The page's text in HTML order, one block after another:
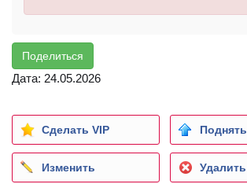
Поделиться
Дата: 24.05.2026
Сделать VIP Поднять
Изменить Удалить